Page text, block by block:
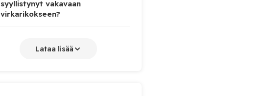
syyllistynyt vakavaan
virkarikokseen?
Lataa lisää